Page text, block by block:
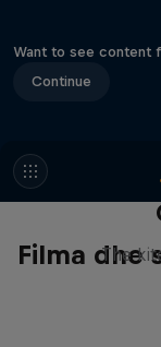
Want to see content
Continue
Filma dhe
The